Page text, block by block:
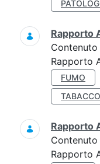
Rapporto
Contenuto
Rapporto
FUMO
TABACCO
Rapporto
Contenuto
Rapporto